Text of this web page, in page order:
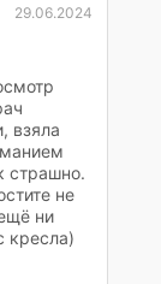
29.06.2024
взяла
страшно.
не
ни
кресла)